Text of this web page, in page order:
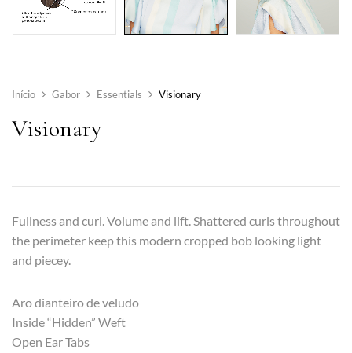
Início Gabor Essentials Visionary
Visionary
Fullness and curl. Volume and lift. Shattered curls throughout
the perimeter keep this modern cropped bob looking light
and piecey.
Aro dianteiro de veludo
Inside “Hidden” Weft
Open Ear Tabs